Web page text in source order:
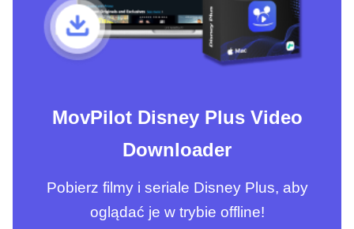
MovPilot Disney Plus Video
Downloader
Pobierz filmy i seriale Disney Plus, aby
oglądać je w trybie offline!